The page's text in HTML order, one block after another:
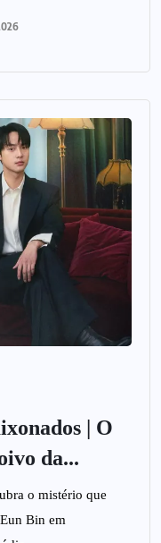
| O
da...
o mistério que
Bin em